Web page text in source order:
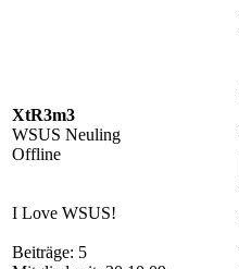
XtR3m3
WSUS Neuling
Offline
I Love WSUS!
Beiträge: 5